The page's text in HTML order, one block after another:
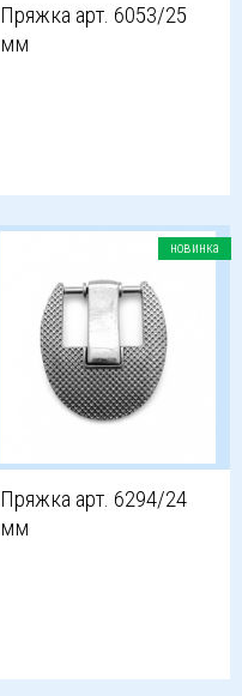
Пряжка арт. 6053/25
мм
новинка
Пряжка арт. 6294/24
мм